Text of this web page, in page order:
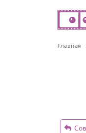
Главная